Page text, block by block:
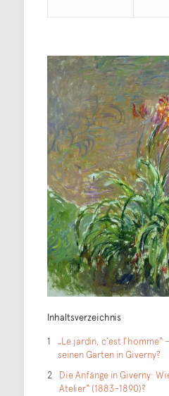
Inhaltsverzeichnis
„Le jardin, c’est
seinen Garten in Giverny?
Die Anfänge in Giverny:
Atelier“ (1883–1890)?